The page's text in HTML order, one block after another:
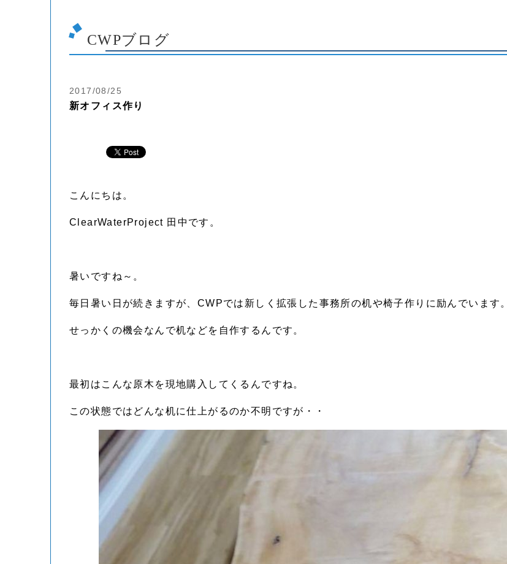
CWPブログ
2017/08/25
新オフィス作り
こんにちは。
ClearWaterProject 田中です。
暑いですね～。
毎日暑い日が続きますが、CWPでは新しく拡張した事務所の机や椅子作りに励んでいます。
せっかくの機会なんで机などを自作するんです。
最初はこんな原木を現地購入してくるんですね。
この状態ではどんな机に仕上がるのか不明ですが・・